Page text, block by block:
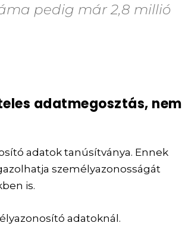
pedig már 2,8 millió
adatmegosztás, nem
adatok tanúsítványa. Ennek
személyazonosságát
is.
adatoknál.